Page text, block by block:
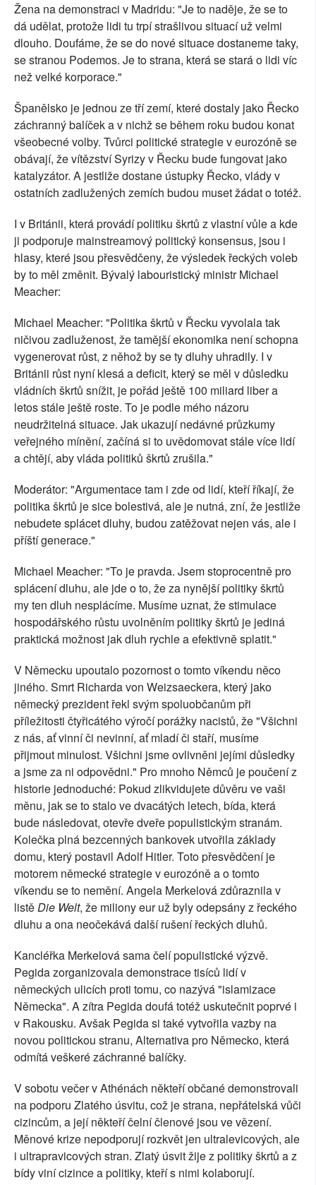
Žena na demonstraci v Madridu: "Je to naděje, že se to
dá udělat, protože lidi tu trpí strašlivou situací už velmi
dlouho. Doufáme, že se do nové situace dostaneme taky,
se stranou Podemos. Je to strana, která se stará o lidi víc
než velké korporace."
Španělsko je jednou ze tří zemí, které dostaly jako Řecko
záchranný balíček a v nichž se během roku budou konat
všeobecné volby. Tvůrci politické strategie v eurozóně se
obávají, že vítězství Syrizy v Řecku bude fungovat jako
katalyzátor. A jestliže dostane ústupky Řecko, vlády v
ostatních zadlužených zemích budou muset žádat o totéž.
I v Británii, která provádí politiku škrtů z vlastní vůle a kde
ji podporuje mainstreamový politický konsensus, jsou i
hlasy, které jsou přesvědčeny, že výsledek řeckých voleb
by to měl změnit. Bývalý labouristický ministr Michael
Meacher:
Michael Meacher: "Politika škrtů v Řecku vyvolala tak
ničivou zadluženost, že tamější ekonomika není schopna
vygenerovat růst, z něhož by se ty dluhy uhradily. I v
Británii růst nyní klesá a deficit, který se měl v důsledku
vládních škrtů snížit, je pořád ještě 100 miliard liber a
letos stále ještě roste. To je podle mého názoru
neudržitelná situace. Jak ukazují nedávné průzkumy
veřejného mínění, začíná si to uvědomovat stále více lidí
a chtějí, aby vláda politiků škrtů zrušila."
Moderátor: "Argumentace tam i zde od lidí, kteří říkají, že
politika škrtů je sice bolestivá, ale je nutná, zní, že jestliže
nebudete splácet dluhy, budou zatěžovat nejen vás, ale i
příští generace."
Michael Meacher: "To je pravda. Jsem stoprocentně pro
splácení dluhu, ale jde o to, že za nynější politiky škrtů
my ten dluh nesplácíme. Musíme uznat, že stimulace
hospodářského růstu uvolněním politiky škrtů je jediná
praktická možnost jak dluh rychle a efektivně splatit."
V Německu upoutalo pozornost o tomto víkendu něco
jiného. Smrt Richarda von Weizsaeckera, který jako
německý prezident řekl svým spoluobčanům při
příležitosti čtyřicátého výročí porážky nacistů, že "Všichni
z nás, ať vinní či nevinní, ať mladí či staří, musíme
přijmout minulost. Všichni jsme ovlivněni jejími důsledky
a jsme za ni odpovědni." Pro mnoho Němců je poučení z
historie jednoduché: Pokud zlikvidujete důvěru ve vaši
měnu, jak se to stalo ve dvacátých letech, bída, která
bude následovat, otevře dveře populistickým stranám.
Kolečka plná bezcenných bankovek utvořila základy
domu, který postavil Adolf Hitler. Toto přesvědčení je
motorem německé strategie v eurozóně a o tomto
víkendu se to nemění. Angela Merkelová zdůraznila v
listěDie Welt, že miliony eur už byly odepsány z řeckého
dluhu a ona neočekává další rušení řeckých dluhů.
Kancléřka Merkelová sama čelí populistické výzvě.
Pegida zorganizovala demonstrace tisíců lidí v
německých ulicích proti tomu, co nazývá "islamizace
Německa". A zítra Pegida doufá totéž uskutečnit poprvé i
v Rakousku. Avšak Pegida si také vytvořila vazby na
novou politickou stranu, Alternativa pro Německo, která
odmítá veškeré záchranné balíčky.
V sobotu večer v Athénách někteří občané demonstrovali
na podporu Zlatého úsvitu, což je strana, nepřátelská vůči
cizincům, a její někteří čelní členové jsou ve vězení.
Měnové krize nepodporují rozkvět jen ultralevicových, ale
i ultrapravicových stran. Zlatý úsvit žije z politiky škrtů a z
bídy viní cizince a politiky, kteří s nimi kolaborují.